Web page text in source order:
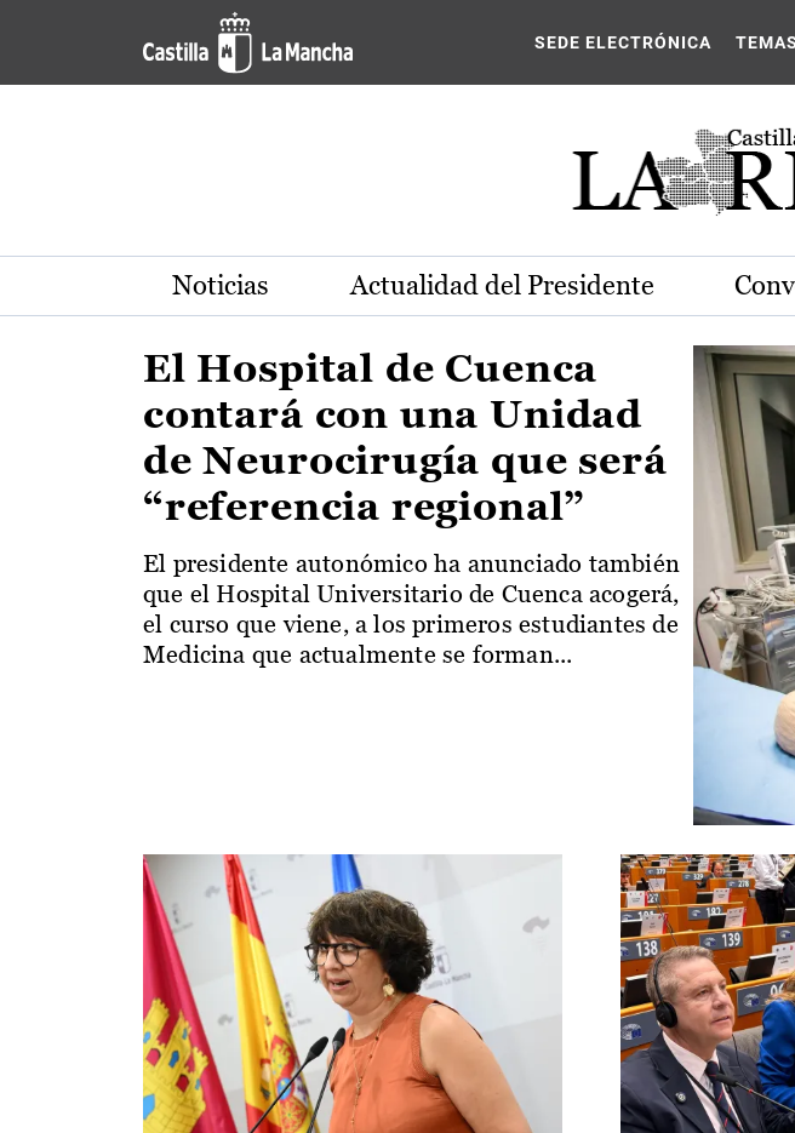
Pasar al contenido principal
Actualidad de la región de Castilla-La
SEDE ELECTRÓNICA TEMAS
Noticias Actualidad del Presidente
El Hospital de Cuenca
contará con una Unidad
de Neurocirugía que será
“referencia regional”
El presidente autonómico ha anunciado también
que el Hospital Universitario de Cuenca acogerá,
el curso que viene, a los primeros estudiantes de
Medicina que actualmente se forman...